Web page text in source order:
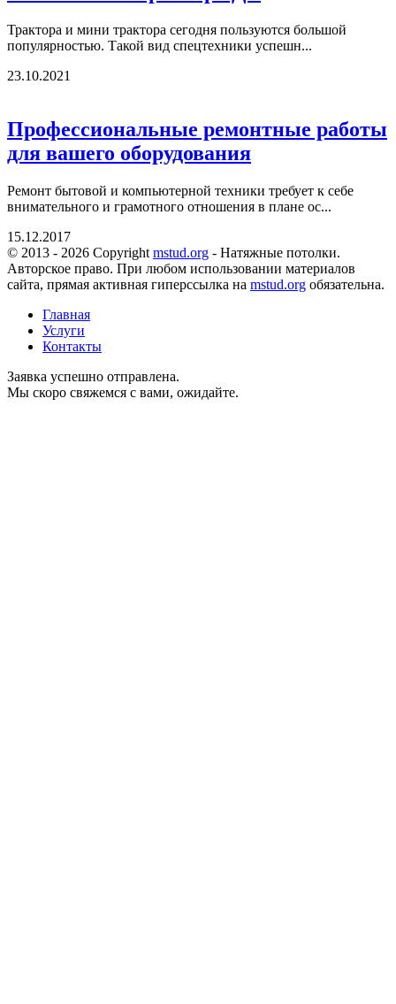
Трактора и мини трактора сегодня пользуются большой
популярностью. Такой вид спецтехники успешн...
23.10.2021
Профессиональные ремонтные работы
для вашего оборудования
Ремонт бытовой и компьютерной техники требует к себе
внимательного и грамотного отношения в плане ос...
15.12.2017
© 2013 - 2026 Copyright mstud.org - Натяжные потолки.
Авторское право. При любом использовании материалов
сайта, прямая активная гиперссылка на mstud.org обязательна.
Главная
Услуги
Контакты
Заявка успешно отправлена.
Мы скоро свяжемся с вами, ожидайте.